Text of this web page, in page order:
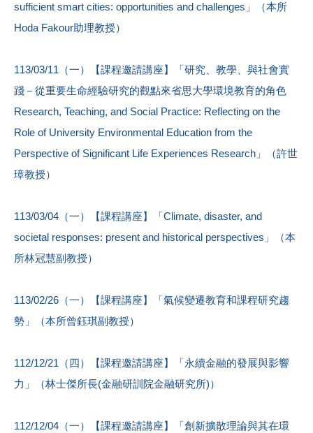
sufficient smart cities: opportunities and challenges」（本所
Hoda Fakour助理教授）
113/03/11（一）【課程邀請講座】「研究、教學、與社會實
踐－從重要生命經驗研究的觀點來省思大學環境教育的角色
Research, Teaching, and Social Practice: Reflecting on the
Role of University Environmental Education from the
Perspective of Significant Life Experiences Research」（許世
璋教授）
113/03/04（一）【課程講座】「Climate, disaster, and
societal responses: present and historical perspectives」（本
所林冠慧副教授）
113/02/26（一）【課程講座】「氣候變遷教育和課程研究趨
勢」（本所曾鈺琪副教授）
112/12/21（四）【課程邀請講座】「永續金融的發展與影響
力」（林士傑所長(金融研訓院金融研究所)）
112/12/04（一）【課程邀請講座】「創新擴散理論與其在環